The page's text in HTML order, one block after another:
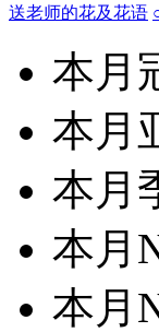
送老师的花及花语
本月
本月
本月
本月
本月